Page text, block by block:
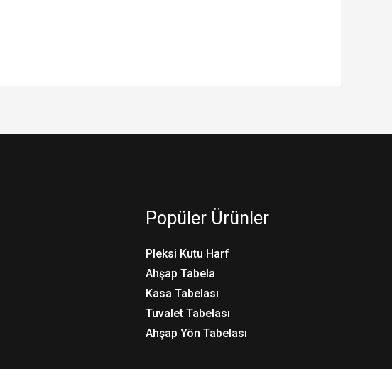
Popüler Ürünler
Pleksi Kutu Harf
Ahşap Tabela
Kasa Tabelası
Tuvalet Tabelası
Ahşap Yön Tabelası